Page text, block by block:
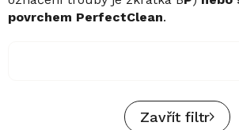
povrchem PerfectClean.
Zavřít filtr